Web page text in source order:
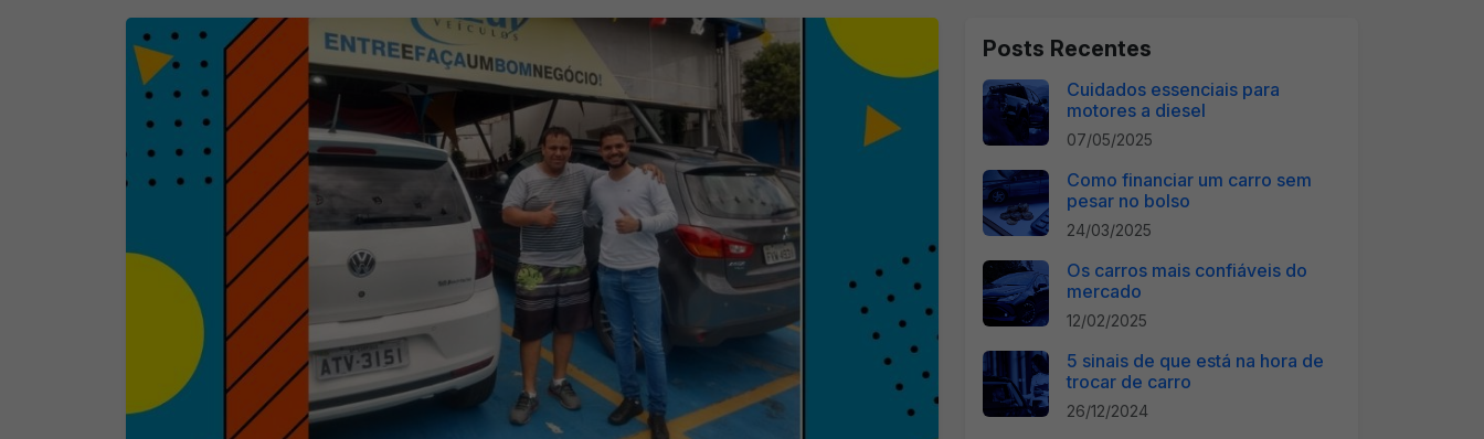
Posts Recentes
Cuidados essenciais para
motores a diesel
07/05/2025
Como financiar um carro sem
pesar no bolso
24/03/2025
Os carros mais confiáveis do
mercado
12/02/2025
5 sinais de que está na hora de
trocar de carro
26/12/2024